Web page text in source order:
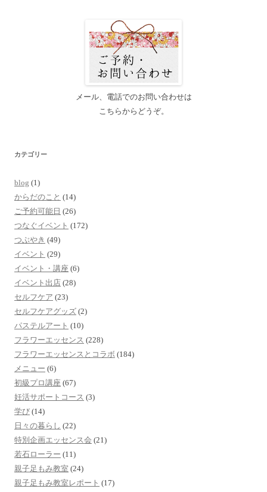
メール、電話でのお問い合わせは
こちらからどうぞ。
カテゴリー
blog (1)
からだのこと (14)
ご予約可能日 (26)
つなぐイベント (172)
つぶやき (49)
イベント (29)
イベント・講座 (6)
イベント出店 (28)
セルフケア (23)
セルフケアグッズ (2)
パステルアート (10)
フラワーエッセンス (228)
フラワーエッセンスとコラボ (184)
メニュー (6)
初級プロ講座 (67)
妊活サポートコース (3)
学び (14)
日々の暮らし (22)
特別企画エッセンス会 (21)
若石ローラー (11)
親子足もみ教室 (24)
親子足もみ教室レポート (17)